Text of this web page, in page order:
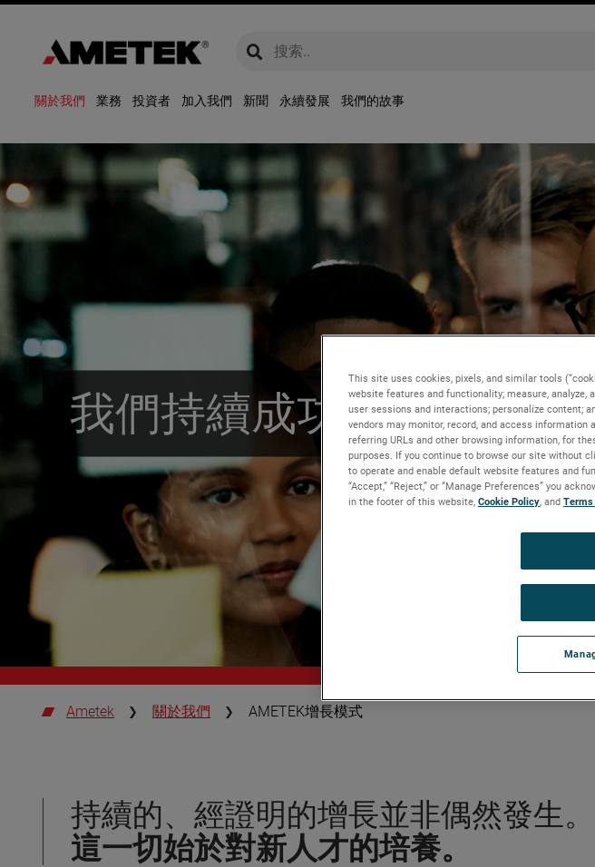
global-search
global-search
關於我們 業務 投資者 加入我們 新聞 永續發展 我們的故事
我們持續成功的秘訣
Ametek 關於我們 AMETEK增長模式
持續的、經證明的增長並非偶然發生。
這一切始於對新人才的培養。
This site uses cookies, pixels, and similar tools
website features and functionality; measure, analyze,
user sessions and interactions; personalize content;
vendors may monitor, record, and access information
referring URLs and other browsing information, for
purposes. If you continue to browse our site without
to operate and enable default website features and
“Accept,” “Reject,” or “Manage Preferences” you
in the footer of this website, Cookie Policy, and Terms